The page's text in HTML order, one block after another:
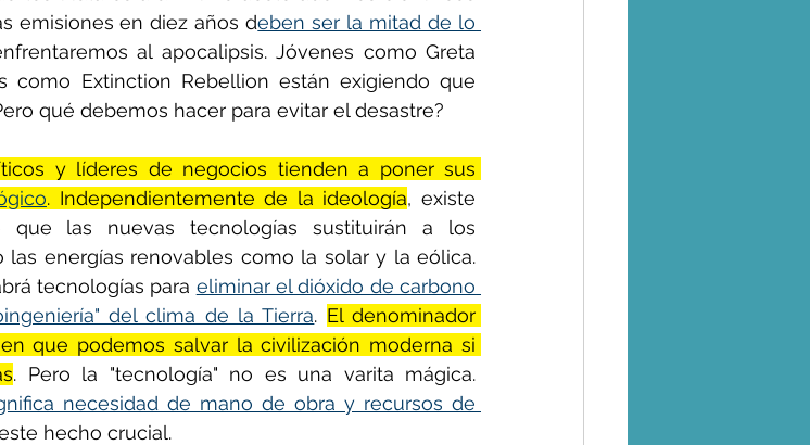
emisiones en diez años deben ser la mitad de lo
al apocalipsis. Jóvenes como Greta
como Extinction Rebellion están exigiendo que
qué debemos hacer para evitar el desastre?
. Independientemente de la ideología, existe
que las nuevas tecnologías sustituirán a los
energías renovables como la solar y la eólica.
tecnologías para eliminar el dióxido de carbono
del clima de la Tierra. El denominador
que podemos salvar la civilización moderna si
. Pero la "tecnología" no es una varita mágica.
necesidad de mano de obra y recursos de
hecho crucial.